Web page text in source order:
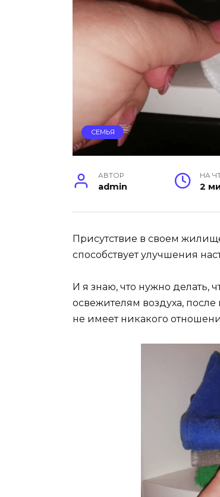
СЕМЬЯ
АВТОР
admin
НА
2
Присутствие в своем
способствует улучшения
И я знаю, что нужно делать,
освежителям воздуха, после
не имеет никакого